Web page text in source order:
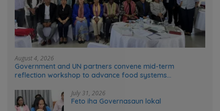
August 4, 2026
Government and UN partners convene mid-term
reflection workshop to advance food systems
July 31, 2026
Feto iha Governasaun lokal